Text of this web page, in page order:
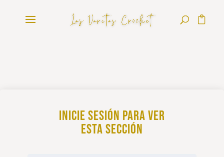
Inicie sesión para ver
esta sección